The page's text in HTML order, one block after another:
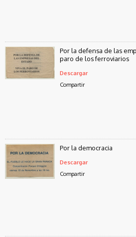
Por la defensa de las
paro de los ferroviarios
Descargar
Compartir
Por la democracia
Descargar
Compartir